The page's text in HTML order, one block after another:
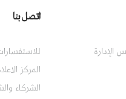
الإدارة
اتصل بنا
المركز
الشركاء